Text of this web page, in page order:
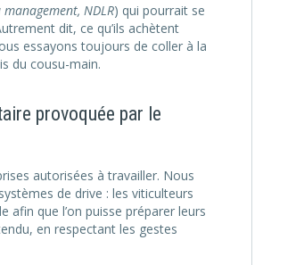
NDLR) qui pourrait se
dit, ce qu’ils achètent
essayons toujours de coller à la
du cousu-main.
provoquée par le
autorisées à travailler. Nous
de drive : les viticulteurs
afin que l’on puisse préparer leurs
en respectant les gestes